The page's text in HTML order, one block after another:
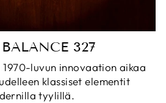
327
luvun innovaation aikaa
klassiset elementit
tyylillä.